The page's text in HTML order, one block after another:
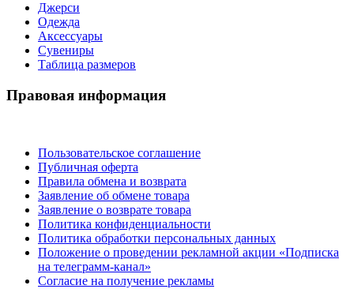
Джерси
Одежда
Аксессуары
Сувениры
Таблица размеров
Правовая информация
Пользовательское соглашение
Публичная оферта
Правила обмена и возврата
Заявление об обмене товара
Заявление о возврате товара
Политика конфиденциальности
Политика обработки персональных данных
Положение о проведении рекламной акции «Подписка
на телеграмм-канал»
Согласие на получение рекламы